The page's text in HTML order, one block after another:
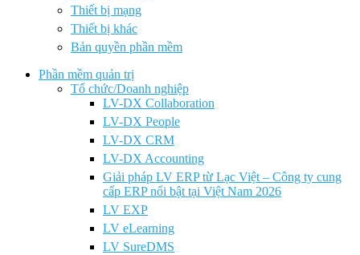
Thiết bị mạng
Thiết bị khác
Bản quyền phần mềm
Phần mềm quản trị
Tổ chức/Doanh nghiệp
LV-DX Collaboration
LV-DX People
LV-DX CRM
LV-DX Accounting
Giải pháp LV ERP từ Lạc Việt – Công ty cung
cấp ERP nổi bật tại Việt Nam 2026
LV EXP
LV eLearning
LV SureDMS